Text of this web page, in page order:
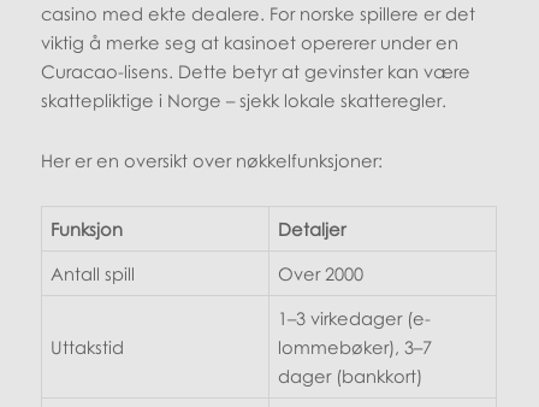
casino med ekte dealere. For norske spillere er det
viktig å merke seg at kasinoet opererer under en
Curacao-lisens. Dette betyr at gevinster kan være
skattepliktige i Norge – sjekk lokale skatteregler.
Her er en oversikt over nøkkelfunksjoner:
Funksjon Detaljer
Antall spill Over 2000
Uttakstid
1–3 virkedager (e-
lommebøker), 3–7
dager (bankkort)